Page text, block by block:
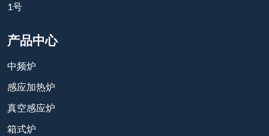
1号
产品中心
中频炉
感应加热炉
真空感应炉
箱式炉